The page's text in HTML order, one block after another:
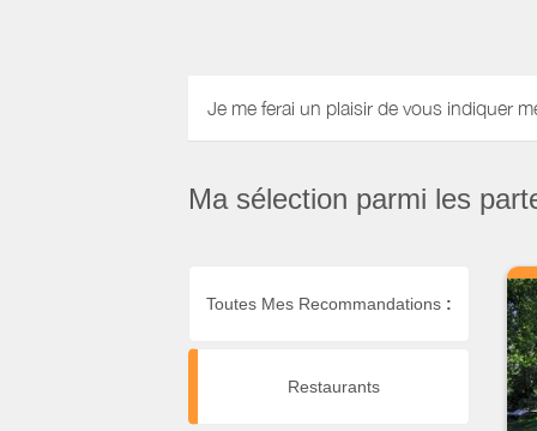
Je me ferai un plaisir de vous indiquer
Ma sélection parmi les
Toutes Mes Recommandations :
Restaurants